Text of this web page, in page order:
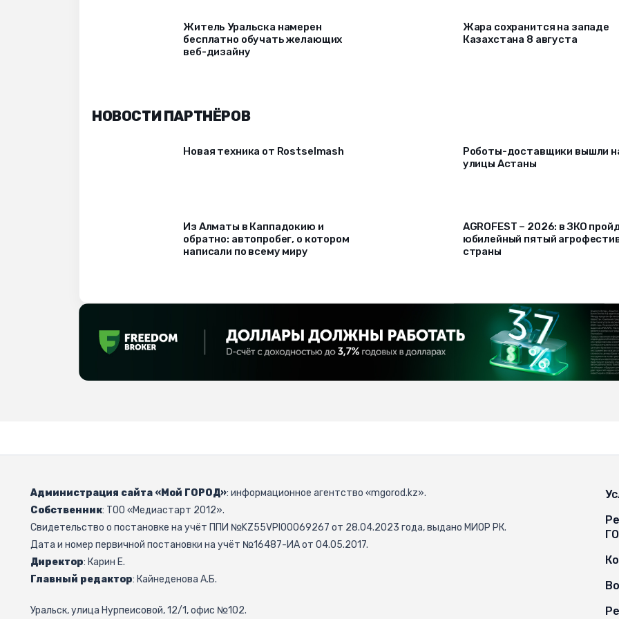
Житель Уральска намерен
бесплатно обучать желающих
веб-дизайну
Жара сохранится на западе
Казахстана 8 августа
НОВОСТИ ПАРТНЁРОВ
Новая техника от Rostselmash
Роботы-доставщики вышли
улицы Астаны
Из Алматы в Каппадокию и
обратно: автопробег, о котором
написали по всему миру
AGROFEST – 2026: в ЗКО
юбилейный пятый
страны
Администрация сайта «Мой ГОРОД»: информационное агентство «mgorod.kz».
Собственник: ТОО «Медиастарт 2012».
Свидетельство о постановке на учёт ППИ №KZ55VPI00069267 от 28.04.2023 года, выдано МИОР РК.
Дата и номер первичной постановки на учёт №16487-ИА от 04.05.2017.
Директор: Карин Е.
Главный редактор: Кайнеденова А.Б.
Уральск, улица Нурпеисовой, 12/1, офис №102.